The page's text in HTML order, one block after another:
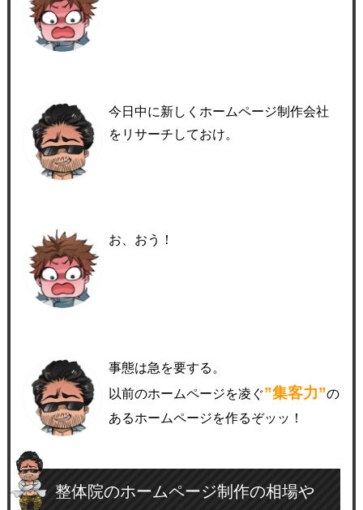
今日中に新しくホームページ制作会社
をリサーチしておけ。
お、おう！
事態は急を要する。
以前のホームページを凌ぐ”集客力”の
あるホームページを作るぞッッ！
整体院のホームページ制作の相場や